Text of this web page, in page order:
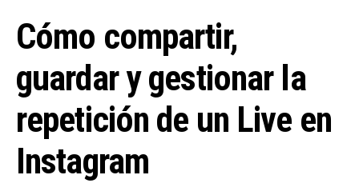
Cómo compartir,
guardar y gestionar la
repetición de un Live en
Instagram